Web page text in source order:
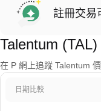
註冊交易
Talentum
在 P 網上追蹤 Talentum
日期比較